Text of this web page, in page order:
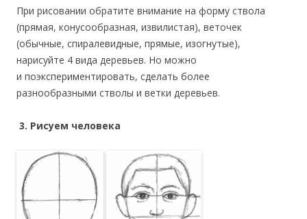
При рисовании обратите внимание на форму ствола
(прямая, конусообразная, извилистая), веточек
(обычные, спиралевидные, прямые, изогнутые),
нарисуйте 4 вида деревьев. Но можно
и поэкспериментировать, сделать более
разнообразными стволы и ветки деревьев.
3. Рисуем человека